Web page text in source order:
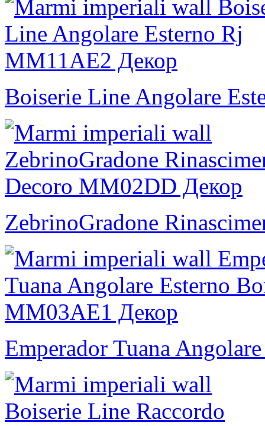
Boiserie Line Angolare
ZebrinoGradone
Emperador Tuana